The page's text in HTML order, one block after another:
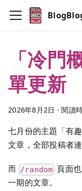
「冷門
單更新
2026年8月2日 ·閱讀
七月份的主題「有
文章，全部投稿者
而 /random 頁面
一期的文章。